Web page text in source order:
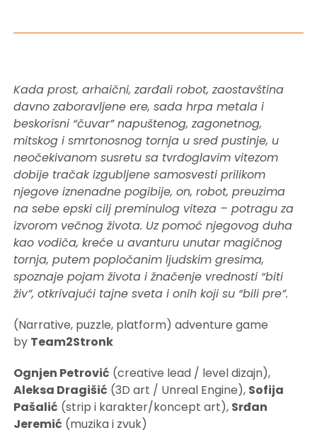
Kada prost, arhaični, zarđali robot, zaostavština
davno zaboravljene ere, sada hrpa metala i
beskorisni “čuvar” napuštenog, zagonetnog,
mitskog i smrtonosnog tornja u sred pustinje, u
neočekivanom susretu sa tvrdoglavim vitezom
dobije tračak izgubljene samosvesti prilikom
njegove iznenadne pogibije, on, robot, preuzima
na sebe epski cilj preminulog viteza – potragu za
izvorom večnog života. Uz pomoć njegovog duha
kao vodiča, kreće u avanturu unutar magičnog
tornja, putem popločanim ljudskim gresima,
spoznaje pojam života i žnačenje vrednosti “biti
živ”, otkrivajući tajne sveta i onih koji su “bili pre”.
(Narrative, puzzle, platform) adventure game
by Team2Stronk
Ognjen Petrović (creative lead / level dizajn),
Aleksa Dragišić (3D art / Unreal Engine), Sofija
Pašalić (strip i karakter/koncept art), Srđan
Jeremić (muzika i zvuk)